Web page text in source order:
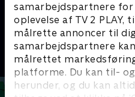
samarbejdspartnere for
oplevelse af TV 2
målrette annoncer til
samarbejdspartnere
målrettet
platforme. Du kan til-
herunder, og du kan
Jungledyret Hugo
Børneserier • 1 sæsoner